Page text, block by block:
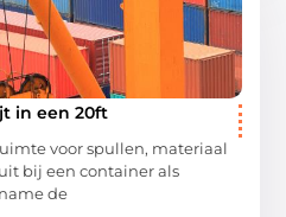
in een 20ft
voor spullen, materiaal
bij een container als
de